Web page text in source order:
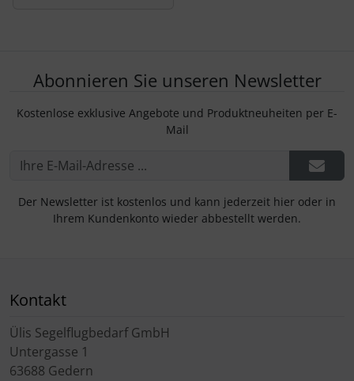
Abonnieren Sie unseren Newsletter
Kostenlose exklusive Angebote und Produktneuheiten per E-
Mail
Der Newsletter ist kostenlos und kann jederzeit hier oder in
Ihrem Kundenkonto wieder abbestellt werden.
Kontakt
Ülis Segelflugbedarf GmbH
Untergasse 1
63688 Gedern